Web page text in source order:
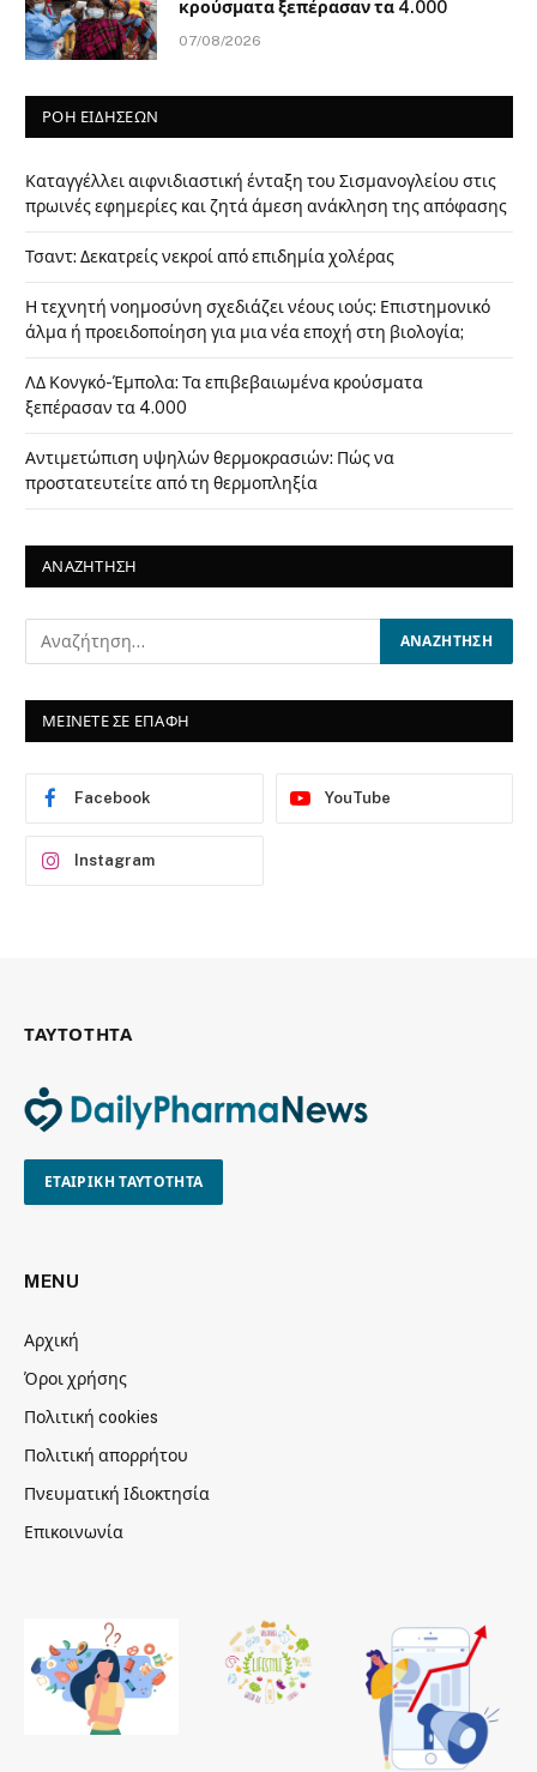
κρούσματα ξεπέρασαν τα 4.000
07/08/2026
ΡΟΗ ΕΙΔΗΣΕΩΝ
Καταγγέλλει αιφνιδιαστική ένταξη του Σισμανογλείου στις
πρωινές εφημερίες και ζητά άμεση ανάκληση της απόφασης
Τσαντ: Δεκατρείς νεκροί από επιδημία χολέρας
Η τεχνητή νοημοσύνη σχεδιάζει νέους ιούς: Επιστημονικό
άλμα ή προειδοποίηση για μια νέα εποχή στη βιολογία;
ΛΔ Κονγκό-Έμπολα: Τα επιβεβαιωμένα κρούσματα
ξεπέρασαν τα 4.000
Αντιμετώπιση υψηλών θερμοκρασιών: Πώς να
προστατευτείτε από τη θερμοπληξία
ΑΝΑΖΗΤΗΣΗ
ΜΕΙΝΕΤΕ ΣΕ ΕΠΑΦΗ
Facebook YouTube
Instagram
ΤΑΥΤΟΤΗΤΑ
ΕΤΑΙΡΙΚΗ ΤΑΥΤΟΤΗΤΑ
MENU
Αρχική
Όροι χρήσης
Πολιτική cookies
Πολιτική απορρήτου
Πνευματική Ιδιοκτησία
Επικοινωνία